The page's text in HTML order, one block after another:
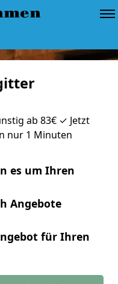
ab 83€ ✓ Jetzt
nur 1 Minuten
es um Ihren
Angebote
für Ihren